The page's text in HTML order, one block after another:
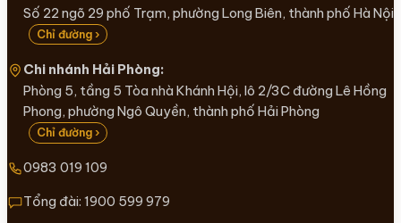
Số 22 ngõ 29 phố Trạm, phường Long Biên, thành phố Hà Nội
Chỉ đường ›
Chi nhánh Hải Phòng:
Phòng 5, tầng 5 Tòa nhà Khánh Hội, lô 2/3C đường Lê Hồng
Phong, phường Ngô Quyền, thành phố Hải Phòng
Chỉ đường ›
0983 019 109
Tổng đài: 1900 599 979